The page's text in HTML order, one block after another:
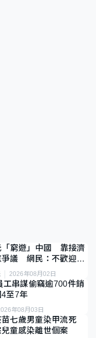
「窮遊」中國 靠接濟
爭議 網民：不歡迎劣
2026年08月02日
串謀偷竊逾700件銷
至7年
年08月03日
七歲男童染甲流死
童感染離世個案